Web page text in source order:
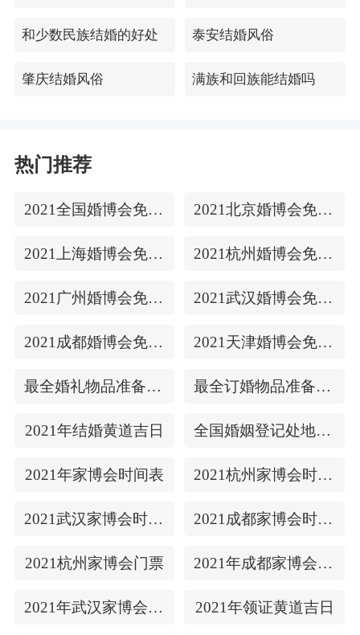
和少数民族结婚的好处 泰安结婚风俗
肇庆结婚风俗 满族和回族能结婚吗
热门推荐
2021全国婚博会免费门票 2021北京婚博会免费门票
2021上海婚博会免费门票 2021杭州婚博会免费门票
2021广州婚博会免费门票 2021武汉婚博会免费门票
2021成都婚博会免费门票 2021天津婚博会免费门票
最全婚礼物品准备清单 最全订婚物品准备清单
2021年结婚黄道吉日 全国婚姻登记处地址/上下时间
2021年家博会时间表 2021杭州家博会时间表
2021武汉家博会时间表 2021成都家博会时间表
2021杭州家博会门票 2021年成都家博会门票
2021年武汉家博会门票 2021年领证黄道吉日